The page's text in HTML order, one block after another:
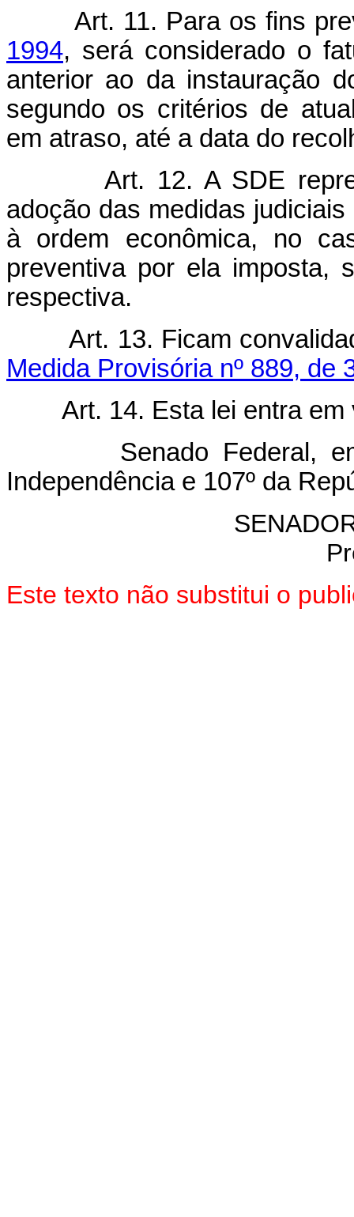
Art. 11. Para os fins
1994, será considerado o
anterior ao da instauração
segundo os critérios de
em atraso, até a data do
Art. 12. A SDE
adoção das medidas
à ordem econômica, no
preventiva por ela imposta,
respectiva.
Art. 13. Ficam
Medida Provisória nº 889, de
Art. 14. Esta lei entra
Senado Federal, em
Independência e 107º da
Este texto não substitui o